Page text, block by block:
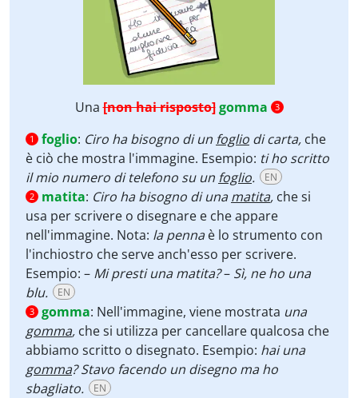
Una[non hai risposto] gomma 3
1 foglio: Ciro ha bisogno di un foglio di carta, che
è ciò che mostra l'immagine. Esempio: ti ho scritto
il mio numero di telefono su un foglio. EN
2 matita: Ciro ha bisogno di unamatita, che si
usa per scrivere o disegnare e che appare
nell'immagine. Nota: la pennaè lo strumento con
l'inchiostro che serve anch'esso per scrivere.
Esempio: – Mi presti una matita?– Sì, ne ho una
blu.
EN
3 gomma: Nell'immagine, viene mostrata una
gomma, che si utilizza per cancellare qualcosa che
abbiamo scritto o disegnato. Esempio: hai una
gomma? Stavo facendo un disegno ma ho
sbagliato.
EN